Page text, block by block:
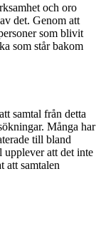
och oro
det. Genom att
som blivit
som står bakom
samtal från detta
Många har
till bland
upplever att det inte
att samtalen